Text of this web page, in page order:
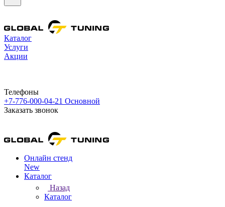
Каталог
Услуги
Акции
Телефоны
+7-776-000-04-21 Основной
Заказать звонок
Онлайн стенд
New
Каталог
Назад
Каталог